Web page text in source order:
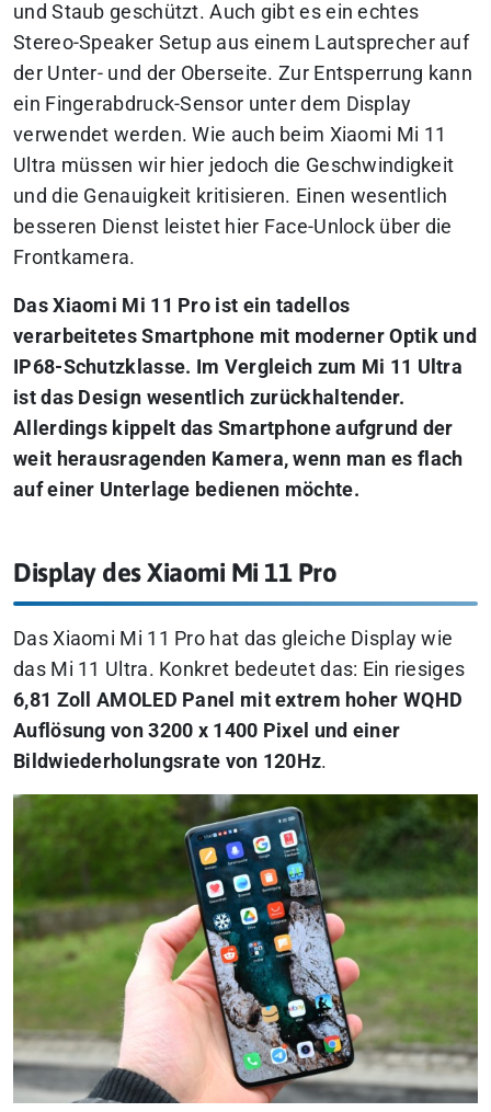
und Staub geschützt. Auch gibt es ein echtes
Stereo-Speaker Setup aus einem Lautsprecher auf
der Unter- und der Oberseite. Zur Entsperrung kann
ein Fingerabdruck-Sensor unter dem Display
verwendet werden. Wie auch beim Xiaomi Mi 11
Ultra müssen wir hier jedoch die Geschwindigkeit
und die Genauigkeit kritisieren. Einen wesentlich
besseren Dienst leistet hier Face-Unlock über die
Frontkamera.
Das Xiaomi Mi 11 Pro ist ein tadellos
verarbeitetes Smartphone mit moderner Optik und
IP68-Schutzklasse. Im Vergleich zum Mi 11 Ultra
ist das Design wesentlich zurückhaltender.
Allerdings kippelt das Smartphone aufgrund der
weit herausragenden Kamera, wenn man es flach
auf einer Unterlage bedienen möchte.
Display des Xiaomi Mi 11 Pro
Das Xiaomi Mi 11 Pro hat das gleiche Display wie
das Mi 11 Ultra. Konkret bedeutet das: Ein riesiges
6,81 Zoll AMOLED Panel mit extrem hoher WQHD
Auflösung von 3200 x 1400 Pixel und einer
Bildwiederholungsrate von 120Hz.